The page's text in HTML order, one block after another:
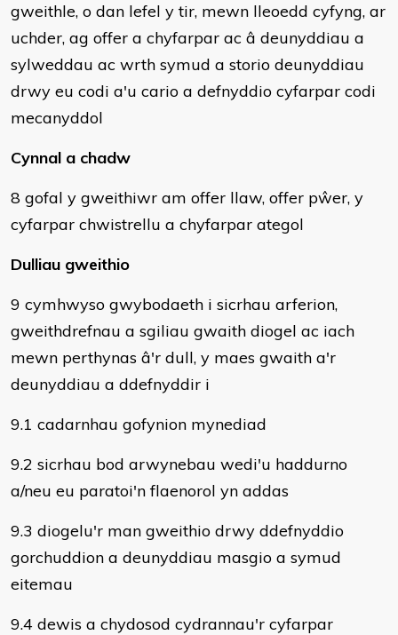
gweithle, o dan lefel y tir, mewn lleoedd cyfyng, ar
uchder, ag offer a chyfarpar ac â deunyddiau a
sylweddau ac wrth symud a storio deunyddiau
drwy eu codi a'u cario a defnyddio cyfarpar codi
mecanyddol
Cynnal a chadw
8 gofal y gweithiwr am offer llaw, offer pŵer, y
cyfarpar chwistrellu a chyfarpar ategol
Dulliau gweithio
9 cymhwyso gwybodaeth i sicrhau arferion,
gweithdrefnau a sgiliau gwaith diogel ac iach
mewn perthynas â'r dull, y maes gwaith a'r
deunyddiau a ddefnyddir i
9.1 cadarnhau gofynion mynediad
9.2 sicrhau bod arwynebau wedi'u haddurno
a/neu eu paratoi'n flaenorol yn addas
9.3 diogelu'r man gweithio drwy ddefnyddio
gorchuddion a deunyddiau masgio a symud
eitemau
9.4 dewis a chydosod cydrannau'r cyfarpar